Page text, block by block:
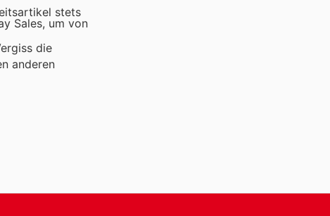
stets
Sales, um von
die
anderen